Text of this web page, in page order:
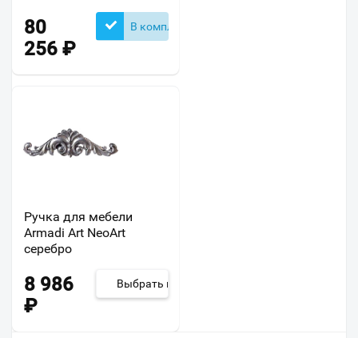
80
256 ₽
В комплекте
Ручка для мебели
Armadi Art NeoArt
серебро
8 986
₽
Выбрать из 24